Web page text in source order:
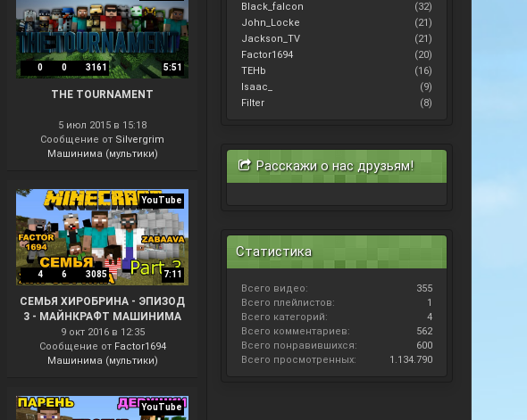
0 0 3161 5:51
THE TOURNAMENT
5 июл 2015 в 15:18
Сообщение от Silvergrim
Машинима (мультики)
YouTube
4 6 3085 7:11
СЕМЬЯ ХИРОБРИНА - ЭПИЗОД
3 - МАЙНКРАФТ МАШИНИМА
9 окт 2016 в 12:35
Сообщение от Factor1694
Машинима (мультики)
YouTube
Black_falcon
(32)
John_Locke
(21)
Jackson_TV
(21)
Factor1694
(20)
TEHb
(16)
Isaac_
(9)
Filter
(8)
Расскажи о нас друзьям!
Статистика
Всего видео:
355
Всего плейлистов:
1
Всего категорий:
4
Всего комментариев:
562
Всего понравившихся:
600
Всего просмотренных:
1.134.790